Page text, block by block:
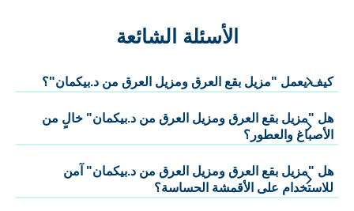
الأسئلة الشائعة
كيف يعمل "مزيل بقع العرق ومزيل العرق من د.بيكمان"؟
هل "مزيل بقع العرق ومزيل العرق من د.بيكمان" خالٍ من
الأصباغ والعطور؟
هل "مزيل بقع العرق ومزيل العرق من د.بيكمان" آمن
للاستخدام على الأقمشة الحساسة؟